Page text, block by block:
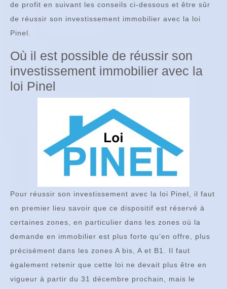
de profit en suivant les conseils ci-dessous et être sûr
de réussir son investissement immobilier avec la loi
Pinel.
Où il est possible de réussir son
investissement immobilier avec la
loi Pinel
Pour réussir son investissement avec la loi Pinel, il faut
en premier lieu savoir que ce dispositif est réservé à
certaines zones, en particulier dans les zones où la
demande en immobilier est plus forte qu’en offre, plus
précisément dans les zones A bis, A et B1. Il faut
également retenir que cette loi ne devait plus être en
vigueur à partir du 31 décembre prochain, mais le